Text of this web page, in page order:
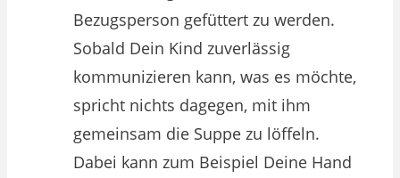
Bezugsperson gefüttert zu werden.
Sobald Dein Kind zuverlässig
kommunizieren kann, was es möchte,
spricht nichts dagegen, mit ihm
gemeinsam die Suppe zu löffeln.
Dabei kann zum Beispiel Deine Hand